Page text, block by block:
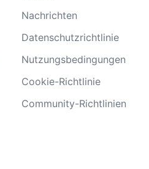
Nachrichten
Datenschutzrichtlinie
Nutzungsbedingungen
Cookie-Richtlinie
Community-Richtlinien